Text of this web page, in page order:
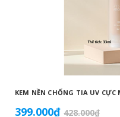
399.000₫ 428.000₫